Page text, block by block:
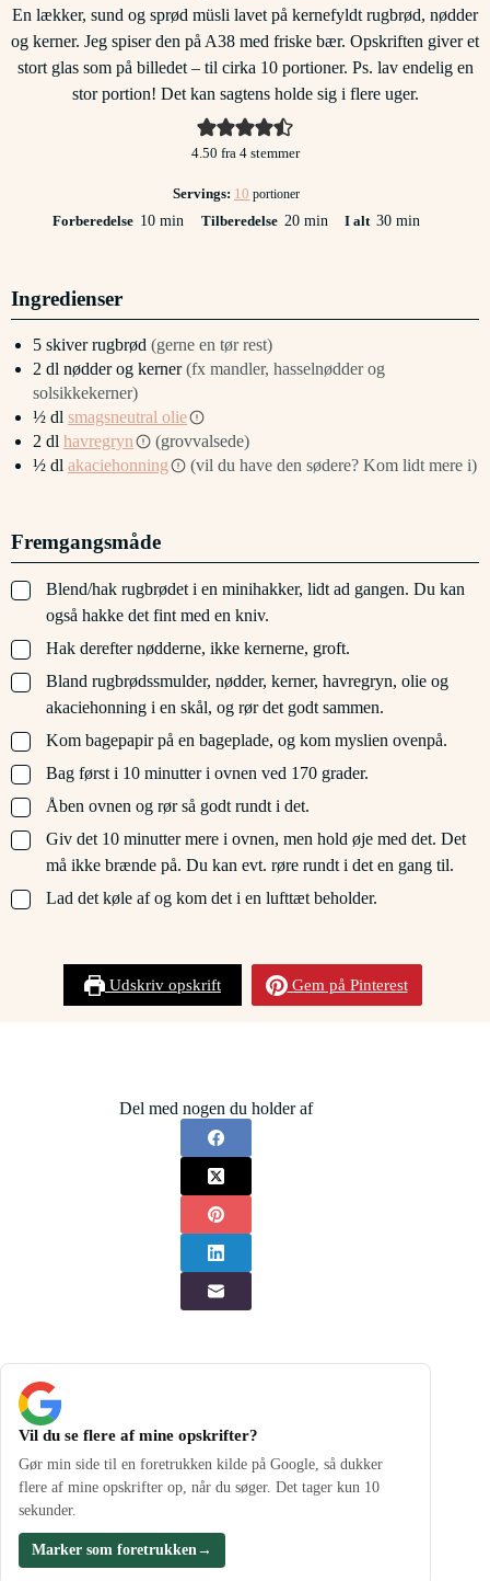
En lækker, sund og sprød müsli lavet på kernefyldt rugbrød, nødder
og kerner. Jeg spiser den på A38 med friske bær. Opskriften giver et
stort glas som på billedet – til cirka 10 portioner. Ps. lav endelig en
stor portion! Det kan sagtens holde sig i flere uger.
4.50 fra 4stemmer
Servings: 10 portioner
Forberedelse 10minutter
min Tilberedelse 20minutter
min I alt 30minutter
min
Ingredienser
5 skiver rugbrød (gerne en tør rest)
2 dl nødder og kerner (fx mandler, hasselnødder og
solsikkekerner)
½ dl smagsneutral olie
2 dl havregryn
(grovvalsede)
½ dl akaciehonning (vil du have den sødere? Kom lidt mere i)
Fremgangsmåde
▢
Blend/hak rugbrødet i en minihakker, lidt ad gangen. Du kan
også hakke det fint med en kniv.
▢
Hak derefter nødderne, ikke kernerne, groft.
▢
Bland rugbrødssmulder, nødder, kerner, havregryn, olie og
akaciehonning i en skål, og rør det godt sammen.
▢
Kom bagepapir på en bageplade, og kom myslien ovenpå.
▢
Bag først i 10 minutter i ovnen ved 170 grader.
▢
Åben ovnen og rør så godt rundt i det.
▢
Giv det 10 minutter mere i ovnen, men hold øje med det. Det
må ikke brænde på. Du kan evt. røre rundt i det en gang til.
▢
Lad det køle af og kom det i en lufttæt beholder.
Udskriv opskrift Gem på Pinterest
Del med nogen du holder af
Vil du se flere af mine opskrifter?
Gør min side til en foretrukken kilde på Google, så dukker
flere af mine opskrifter op, når du søger. Det tager kun 10
sekunder.
Marker som foretrukken →